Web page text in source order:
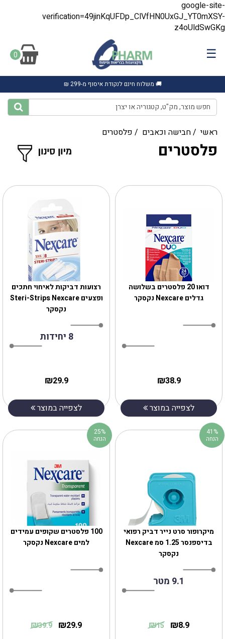
google-site-
verification=49jinKqUFDp_ClVfHN0UxGJ_YT0mXSY-
z4oUldSwGKg
☰
0
🚚 משלוח חינם לנקודת איסוף מ-299 ₪
ראשי /חבישה וכאבים / פלסטרים
פלסטרים
רצועות דביקות לאיחוי חתכים
ופצעים Steri-Strips Nexcare
נקסקר
8 יחידות
29.9
₪
לצפייה במוצר
דואו 20 פלסטרים בשלושה
גדלים Nexcare נקסקר
38.9
₪
לצפייה במוצר
100 פלסטרים שקופים עמידים
למים Nexcare נקסקר
29.9
₪
39.9
₪
25%
הנחה
מיקרופור סרט נייר דביק רפואי
בדיספנסר 1.25 סמ Nexcare
נקסקר
9.1 מטר
8.9
₪
15
₪
41%
הנחה